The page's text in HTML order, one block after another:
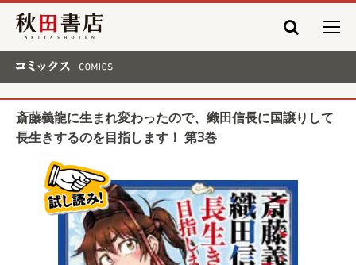
秋田書店
斎藤義龍に生まれ変わったので、織田信長に国譲りして
長生きするのを目指します！ 第3巻